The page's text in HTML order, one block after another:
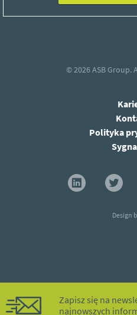
Zapisz się na
najnowszych
© 2026ASB Group.
Polityka
Design